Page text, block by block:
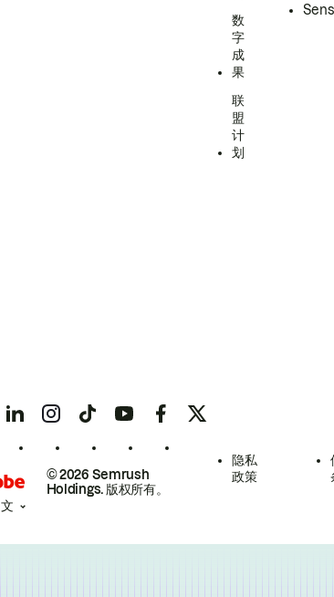
数
字
成
果
联
盟
计
划
© 2026 Semrush
Holdings. 版权所有。
隐私
政策